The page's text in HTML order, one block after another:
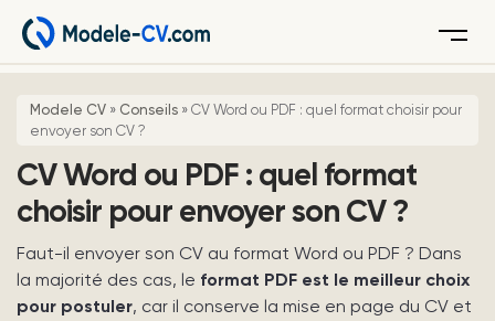
Menu
Modele CV » Conseils » CV Word ou PDF : quel format choisir pour
envoyer son CV ?
CV Word ou PDF : quel format
choisir pour envoyer son CV ?
Faut-il envoyer son CV au format Word ou PDF ? Dans
la majorité des cas, le format PDF est le meilleur choix
pour postuler, car il conserve la mise en page du CV et